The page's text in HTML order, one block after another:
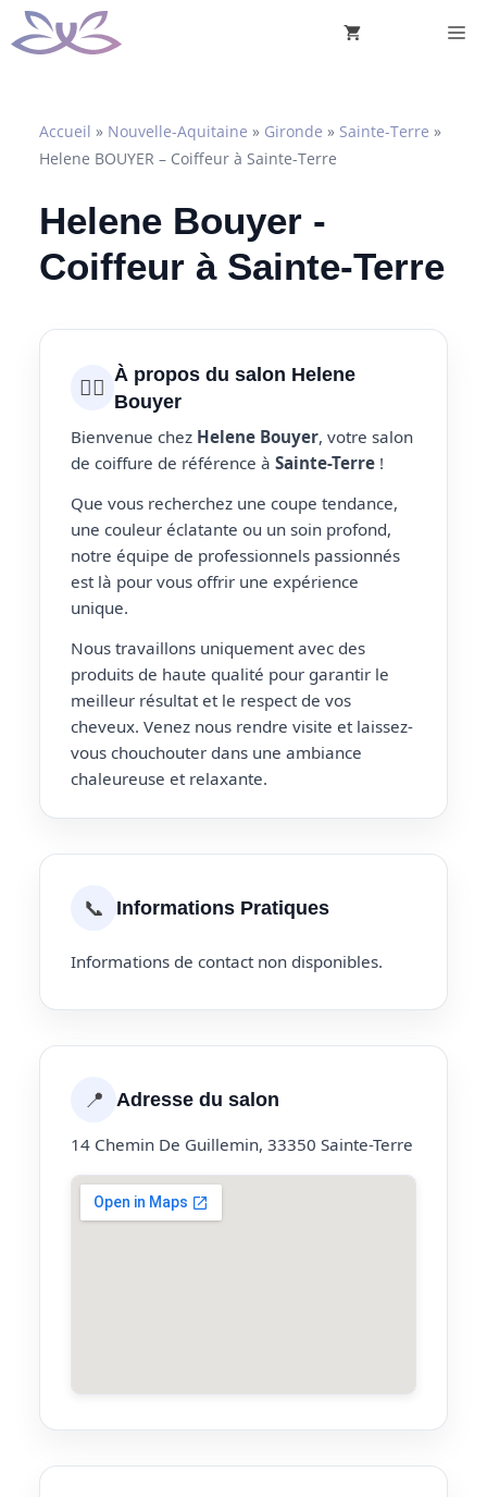
Aller
au
Accueil » Nouvelle-Aquitaine » Gironde » Sainte-Terre »
Helene BOUYER – Coiffeur à Sainte-Terre
Helene Bouyer -
Coiffeur à Sainte-Terre
💇‍♀️ À propos du salon Helene
Bouyer
Bienvenue chez Helene Bouyer, votre salon
de coiffure de référence à Sainte-Terre !
Que vous recherchez une coupe tendance,
une couleur éclatante ou un soin profond,
notre équipe de professionnels passionnés
est là pour vous offrir une expérience
unique.
Nous travaillons uniquement avec des
produits de haute qualité pour garantir le
meilleur résultat et le respect de vos
cheveux. Venez nous rendre visite et laissez-
vous chouchouter dans une ambiance
chaleureuse et relaxante.
📞 Informations Pratiques
Informations de contact non disponibles.
📍 Adresse du salon
14 Chemin De Guillemin, 33350 Sainte-Terre